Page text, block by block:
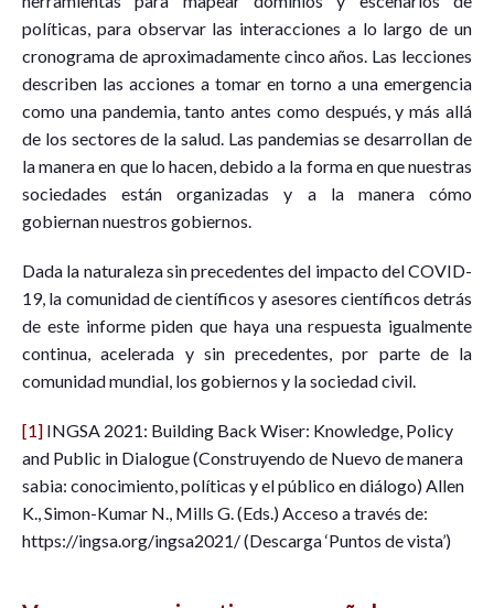
políticas, para observar las interacciones a lo largo de un
cronograma de aproximadamente cinco años. Las lecciones
describen las acciones a tomar en torno a una emergencia
como una pandemia, tanto antes como después, y más allá
de los sectores de la salud. Las pandemias se desarrollan de
la manera en que lo hacen, debido a la forma en que nuestras
sociedades están organizadas y a la manera cómo
gobiernan nuestros gobiernos.
Dada la naturaleza sin precedentes del impacto del COVID-
19, la comunidad de científicos y asesores científicos detrás
de este informe piden que haya una respuesta igualmente
continua, acelerada y sin precedentes, por parte de la
comunidad mundial, los gobiernos y la sociedad civil.
[1] INGSA 2021: Building Back Wiser: Knowledge, Policy
and Public in Dialogue (Construyendo de Nuevo de manera
sabia: conocimiento, políticas y el público en diálogo) Allen
K., Simon-Kumar N., Mills G. (Eds.) Acceso a través de:
https://ingsa.org/ingsa2021/ (Descarga ‘Puntos de vista’)